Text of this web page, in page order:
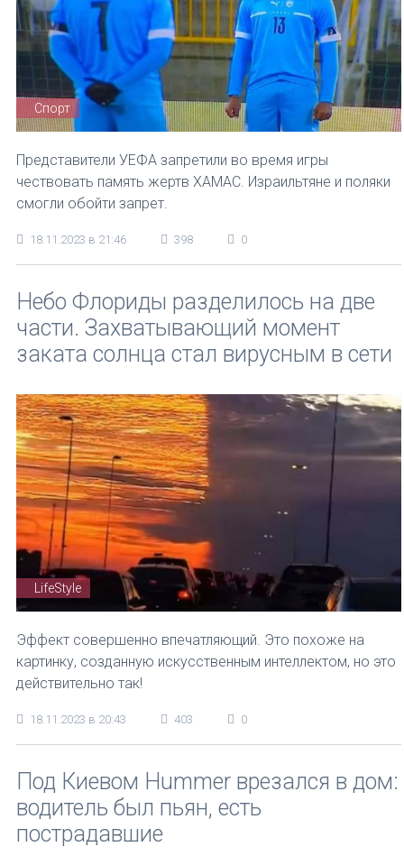
Спорт
Представители УЕФА запретили во время игры
чествовать память жертв ХАМАС. Израильтяне и поляки
смогли обойти запрет.
18.11.2023 в 21:46 398 0
Небо Флориды разделилось на две
части. Захватывающий момент
заката солнца стал вирусным в сети
LifeStyle
Эффект совершенно впечатляющий. Это похоже на
картинку, созданную искусственным интеллектом, но это
действительно так!
18.11.2023 в 20:43 403 0
Под Киевом Hummer врезался в дом:
водитель был пьян, есть
пострадавшие